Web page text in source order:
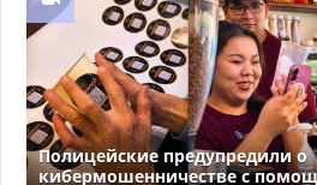
Полицейские предупредили о
кибермошенничестве с